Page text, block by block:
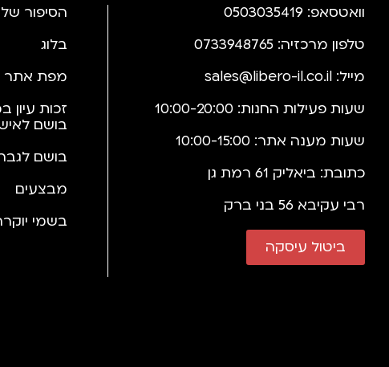
וואטסאפ: 0503035419
טלפון מרכזיה: 0733948765
מייל: sales@libero-il.co.il
שעות פעילות החנות: 10:00-20:00
שעות מענה אתר: 10:00-15:00
כתובת: ביאליק 61 רמת גן
רבי עקיבא 56 בני ברק
ביטול עיסקה
הסיפור
בלוג
מפת אתר
זכות עיון
בושם
בושם
מבצעים
בשמי